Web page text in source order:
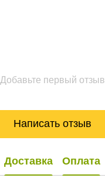
Добавьте первый отзыв
Написать отзыв
Доставка Оплата